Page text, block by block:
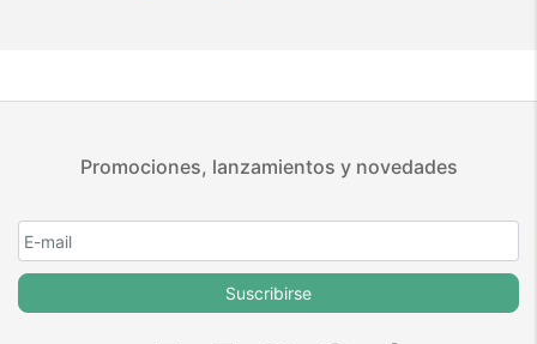
Promociones, lanzamientos y novedades
Suscribirse